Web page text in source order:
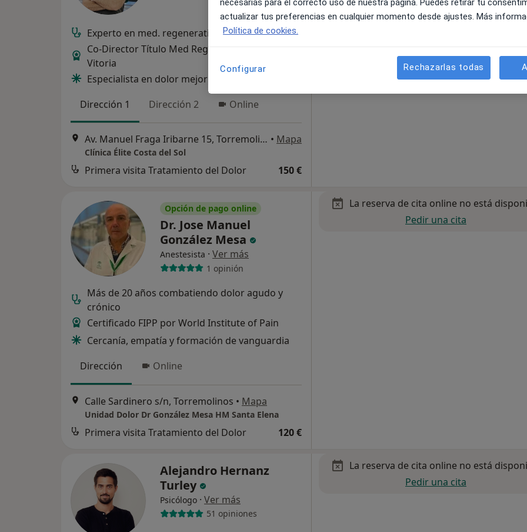
Experto en med. regenerativa, ozono, láser y RF
Co-Director Título Med Regenerativa Univ.
Vitoria
Especialista en dolor mejor valorado de España
Dirección 1
Dirección 2 Online
Av. Manuel Fraga Iribarne 15, Torremolinos • Mapa
Clínica Élite Costa del Sol
Primera visita Tratamiento del Dolor 150 €
Opción de pago online
Dr. Jose Manuel
González Mesa
Anestesista · Ver más
1 opinión
Más de 20 años combatiendo dolor agudo y
crónico
Certificado FIPP por World Institute of Pain
Cercanía, empatía y formación de vanguardia
Dirección
Online
Calle Sardinero s/n, Torremolinos • Mapa
Unidad Dolor Dr González Mesa HM Santa Elena
Primera visita Tratamiento del Dolor 120 €
La reserva de cita online no está
Pedir una cita
Alejandro Hernanz
Turley
Psicólogo · Ver más
51 opiniones
La reserva de cita online no está
Pedir una cita
necesarias para el correcto uso de nuestra página. Puedes retirar tu
actualizar tus preferencias en cualquier momento desde ajustes. Más
Política de cookies.
Configurar Rechazarlas todas